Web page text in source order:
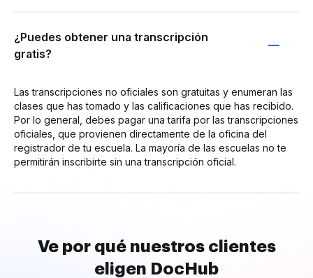
¿Puedes obtener una transcripción
gratis?
Las transcripciones no oficiales son gratuitas y enumeran las
clases que has tomado y las calificaciones que has recibido.
Por lo general, debes pagar una tarifa por las transcripciones
oficiales, que provienen directamente de la oficina del
registrador de tu escuela. La mayoría de las escuelas no te
permitirán inscribirte sin una transcripción oficial.
Ve por qué nuestros clientes
eligen DocHub